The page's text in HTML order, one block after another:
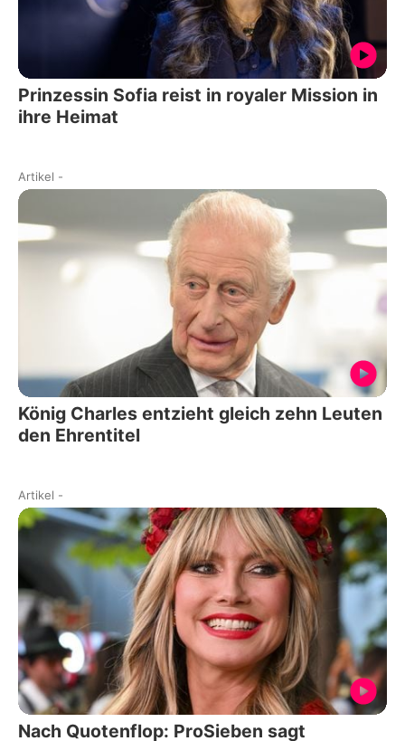
Prinzessin Sofia reist in royaler Mission in
ihre Heimat
Artikel -
König Charles entzieht gleich zehn Leuten
den Ehrentitel
Artikel -
Nach Quotenflop: ProSieben sagt